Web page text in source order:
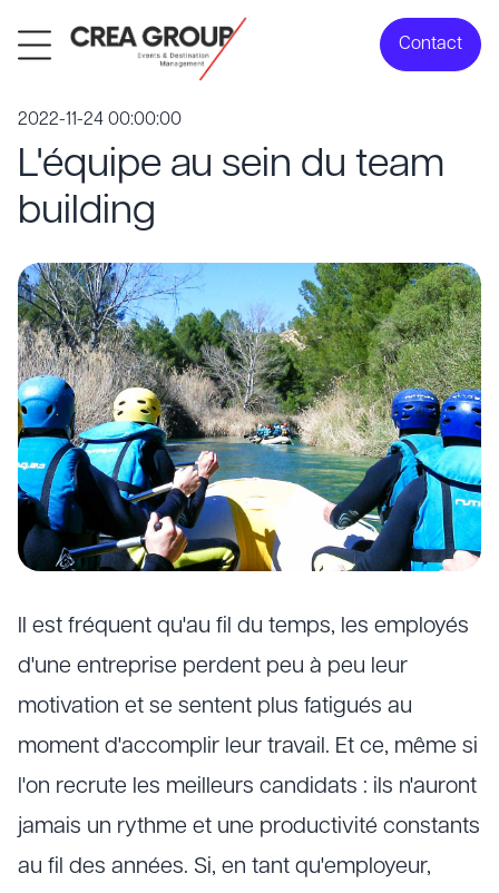
Contact
2022-11-24 00:00:00
L'équipe au sein du team
building
Il est fréquent qu'au fil du temps, les employés
d'une entreprise perdent peu à peu leur
motivation et se sentent plus fatigués au
moment d'accomplir leur travail. Et ce, même si
l'on recrute les meilleurs candidats : ils n'auront
jamais un rythme et une productivité constants
au fil des années. Si, en tant qu'employeur,